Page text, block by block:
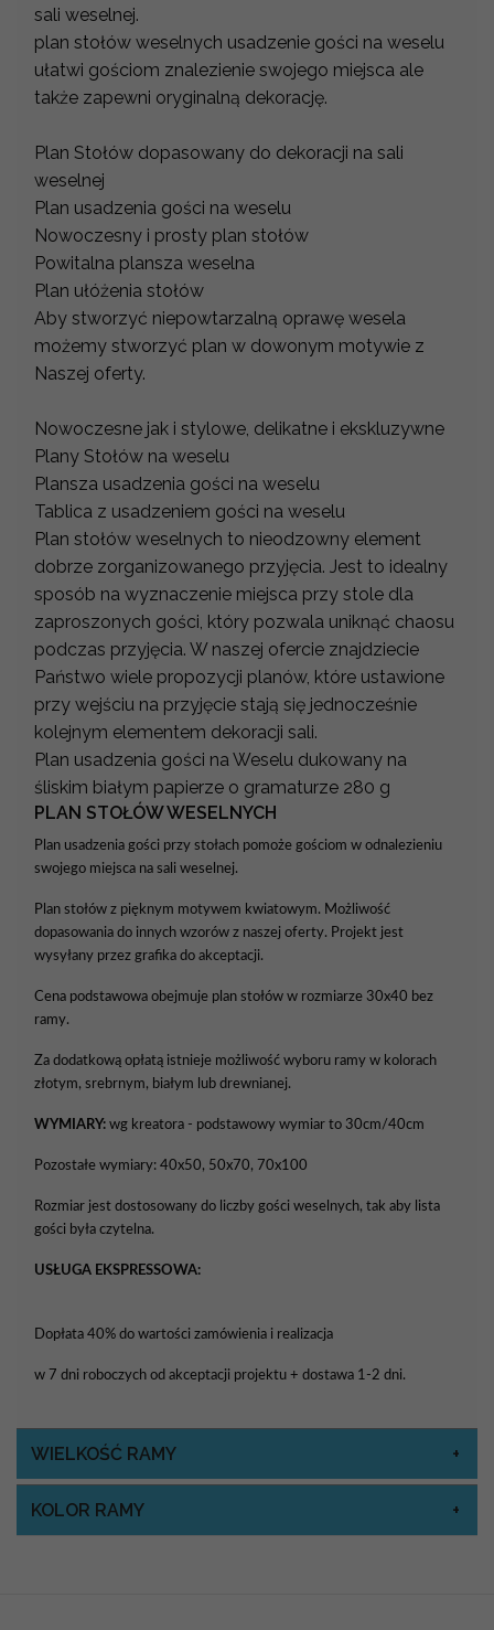
sali weselnej.
plan stołów weselnych usadzenie gości na weselu
ułatwi gościom znalezienie swojego miejsca ale
także zapewni oryginalną dekorację.
Plan Stołów dopasowany do dekoracji na sali
weselnej
Plan usadzenia gości na weselu
Nowoczesny i prosty plan stołów
Powitalna plansza weselna
Plan ułóżenia stołów
Aby stworzyć niepowtarzalną oprawę wesela
możemy stworzyć plan w dowonym motywie z
Naszej oferty.
Nowoczesne jak i stylowe, delikatne i ekskluzywne
Plany Stołów na weselu
Plansza usadzenia gości na weselu
Tablica z usadzeniem gości na weselu
Plan stołów weselnych to nieodzowny element
dobrze zorganizowanego przyjęcia. Jest to idealny
sposób na wyznaczenie miejsca przy stole dla
zaproszonych gości, który pozwala uniknąć chaosu
podczas przyjęcia. W naszej ofercie znajdziecie
Państwo wiele propozycji planów, które ustawione
przy wejściu na przyjęcie stają się jednocześnie
kolejnym elementem dekoracji sali.
Plan usadzenia gości na Weselu dukowany na
śliskim białym papierze o gramaturze 280 g
PLAN STOŁÓW WESELNYCH
Plan usadzenia gości przy stołach pomoże gościom w odnalezieniu
swojego miejsca na sali weselnej.
Plan stołów z pięknym motywem kwiatowym. Możliwość
dopasowania do innych wzorów z naszej oferty. Projekt jest
wysyłany przez grafika do akceptacji.
Cena podstawowa obejmuje plan stołów w rozmiarze 30x40 bez
ramy.
Za dodatkową opłatą istnieje możliwość wyboru ramy w kolorach
złotym, srebrnym, białym lub drewnianej.
WYMIARY: wg kreatora - podstawowy wymiar to 30cm/40cm
Pozostałe wymiary: 40x50, 50x70, 70x100
Rozmiar jest dostosowany do liczby gości weselnych, tak aby lista
gości była czytelna.
USŁUGA EKSPRESSOWA:
Dopłata 40% do wartości zamówienia i realizacja
w 7 dni roboczych od akceptacji projektu + dostawa 1-2 dni.
WIELKOŚĆ RAMY
KOLOR RAMY